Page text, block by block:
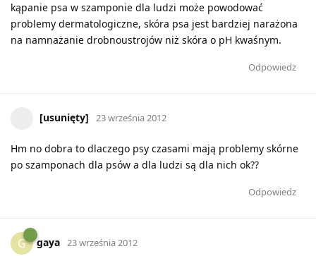
kąpanie psa w szamponie dla ludzi może powodować
problemy dermatologiczne, skóra psa jest bardziej narażona
na namnażanie drobnoustrojów niż skóra o pH kwaśnym.
Odpowiedz
[usunięty] 23 września 2012
Hm no dobra to dlaczego psy czasami mają problemy skórne
po szamponach dla psów a dla ludzi są dla nich ok??
Odpowiedz
G gaya 23 września 2012